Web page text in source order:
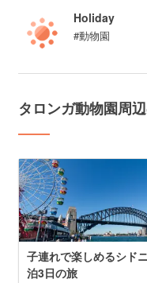
Holiday
#動物園
タロンガ動物園周
子連れで楽しめるシド
泊3日の旅